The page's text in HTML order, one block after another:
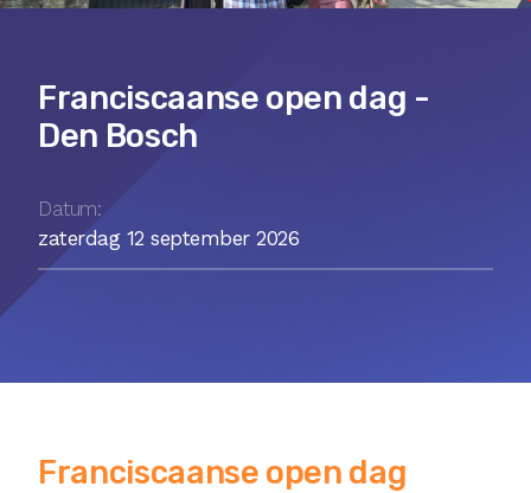
Franciscaanse open dag -
Den Bosch
Datum:
zaterdag 12 september 2026
Franciscaanse open dag